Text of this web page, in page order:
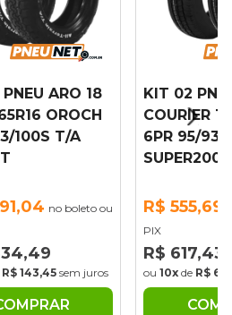
ARO 18
OROCH
100S T/A
no boleto ou
R$ 143,45 sem juros
KIT 02
COURIER
6PR 95/93S
R$ 555,69
PIX
R$ 617,43
ou 10x de R$